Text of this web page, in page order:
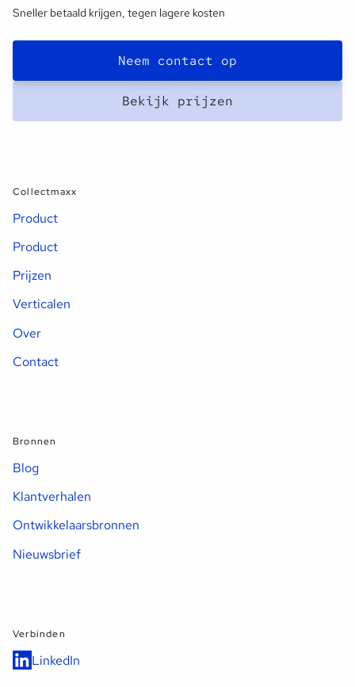
Sneller betaald krijgen, tegen lagere kosten
Neem contact op
Bekijk prijzen
Collectmaxx
Product
Product
Prijzen
Verticalen
Over
Contact
Bronnen
Blog
Klantverhalen
Ontwikkelaarsbronnen
Nieuwsbrief
Verbinden
LinkedIn